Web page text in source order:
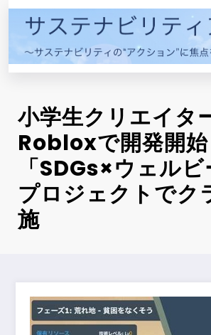
コ
ン
小学生クリエイタ
Robloxで開発開
「SDGs×ウェル
プロジェクトでク
施